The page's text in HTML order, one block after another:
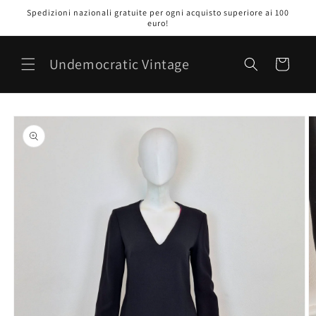
direttamente
Spedizioni nazionali gratuite per ogni acquisto superiore ai 100
euro!
Undemocratic Vintage Carrello
Passa alle
informazioni
sul prodotto